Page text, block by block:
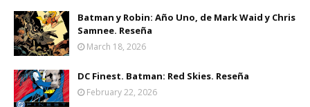
Batman y Robin: Año Uno, de Mark Waid y Chris
Samnee. Reseña
March 18, 2026
DC Finest. Batman: Red Skies. Reseña
February 22, 2026